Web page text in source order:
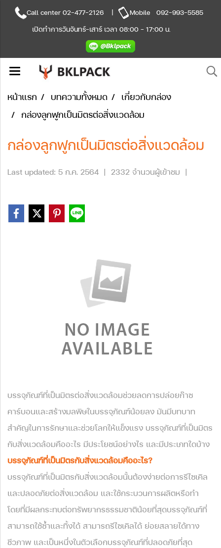
Call center 02-477-2126 | Mobile 092-993-5585
เปิดทำการวันจันทร์-เสาร์ เวลา 08:00 - 17:00 น.
หน้าแรก บทความทั้งหมด
เกี่ยวกับกล่อง
กล่องลูกฟูกเป็นมิตรต่อสิ่งแวดล้อม
กล่องลูกฟูกเป็นมิตรต่อสิ่งแวดล้อม
Last updated: 5 ก.ค. 2564 | 2332 จำนวนผู้เข้าชม |
บรรจุภัณฑ์ที่เป็นมิตรต่อสิ่งแวดล้อมช่วยลดการปล่อยก๊าซ
คาร์บอนและสร้างมลพิษในบรรจุภัณฑ์น้อยลง มันมีบทบาท
สำคัญในการรักษาและช่วยโลกให้แข็งแรง บรรจุภัณฑ์ที่เป็นมิตร
กับสิ่งแวดล้อมคืออะไร มีประโยชน์อย่างไร และมีประเภทใดบ้าง
บรรจุภัณฑ์ที่เป็นมิตรกับสิ่งแวดล้อมคืออะไร?
บรรจุภัณฑ์ที่เป็นมิตรกับสิ่งแวดล้อมนั้นต้องง่ายต่อการรีไซเคิล
และปลอดภัยต่อสิ่งแวดล้อม และใช้กระบวนการผลิตหรือทำ
โดยที่มีผลกระทบต่อทรัพยากรธรรมชาติน้อยที่สุดบรรจุภัณฑ์ที่
สามารถใช้ซ้ำและทิ้งได้ สามารถรีไซเคิลได้ ย่อยสลายได้ทาง
ชีวภาพ และเป็นหนึ่งในตัวเลือกบรรจุภัณฑ์ที่ปลอดภัยที่สุด